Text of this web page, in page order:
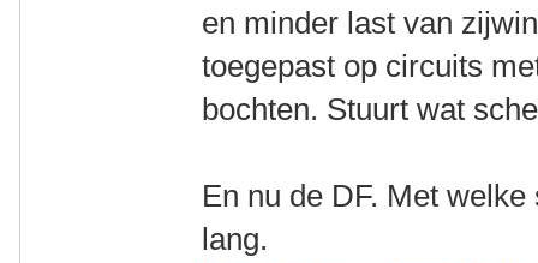
en minder last van
toegepast op circuits
bochten. Stuurt wat
En nu de DF. Met
lang.